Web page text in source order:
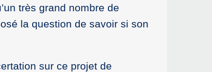
très grand nombre de
la question de savoir si son
sur ce projet de